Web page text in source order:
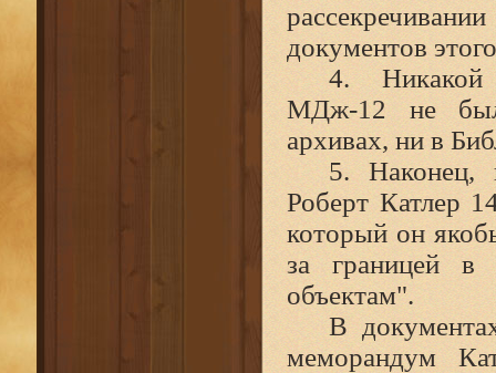
документов
4. Никакой
МДж‑12 не
архивах, ни в
5. Наконец,
Роберт Катлер
который он
за границей в
объектам".
В
меморандум